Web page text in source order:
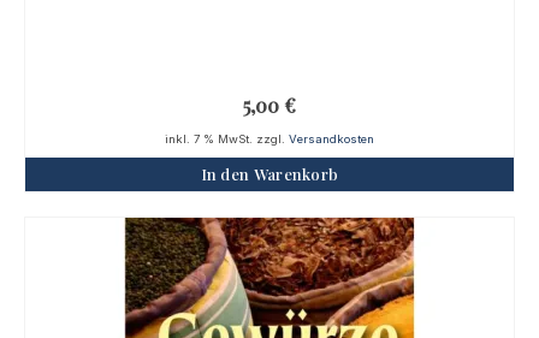
5,00 €
inkl. 7 % MwSt. zzgl. Versandkosten
In den Warenkorb